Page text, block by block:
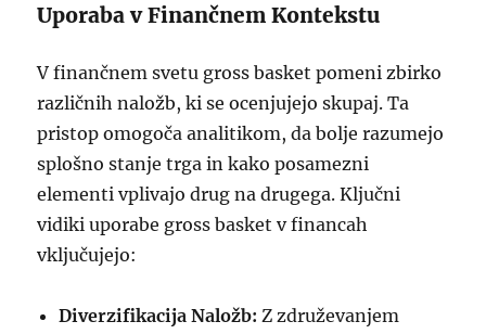
Uporaba v Finančnem Kontekstu
V finančnem svetu gross basket pomeni zbirko
različnih naložb, ki se ocenjujejo skupaj. Ta
pristop omogoča analitikom, da bolje razumejo
splošno stanje trga in kako posamezni
elementi vplivajo drug na drugega. Ključni
vidiki uporabe gross basket v financah
vključujejo:
Diverzifikacija Naložb: Z združevanjem